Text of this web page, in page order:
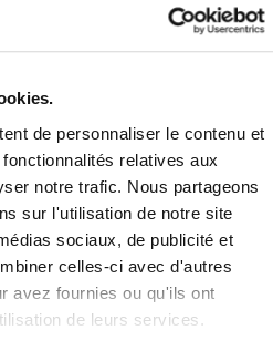
de personnaliser le contenu et
relatives aux
notre trafic. Nous partageons
sur l'utilisation de notre site
sociaux, de publicité et
celles-ci avec d'autres
avez fournies ou qu'ils ont
de leurs services.
31 62
25
58 45
38 40